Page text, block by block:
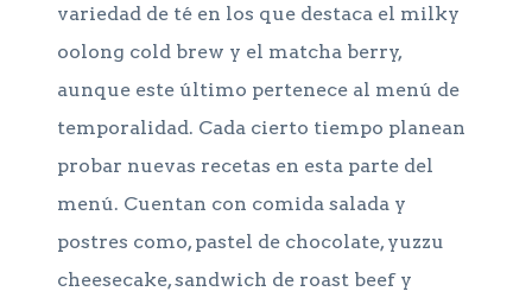
variedad de té en los que destaca el milky
oolong cold brew y el matcha berry,
aunque este último pertenece al menú de
temporalidad. Cada cierto tiempo planean
probar nuevas recetas en esta parte del
menú. Cuentan con comida salada y
postres como, pastel de chocolate, yuzzu
cheesecake, sandwich de roast beef y